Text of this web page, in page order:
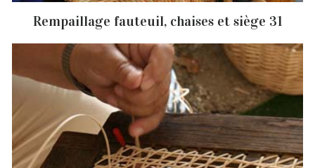
Rempaillage fauteuil, chaises et siège 31